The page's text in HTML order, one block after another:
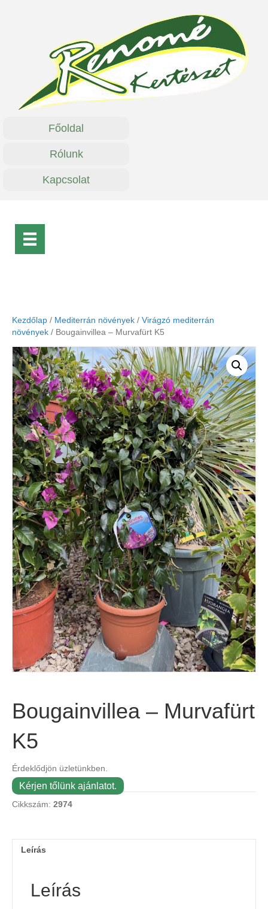
Főoldal
Rólunk
Kapcsolat
Kezdőlap / Mediterrán növények / Virágzó mediterrán
növények / Bougainvillea – Murvafürt K5
Bougainvillea – Murvafürt
K5
Érdeklődjön üzletünkben.
Kérjen tőlünk ajánlatot.
Cikkszám: 2974
Leírás
Leírás